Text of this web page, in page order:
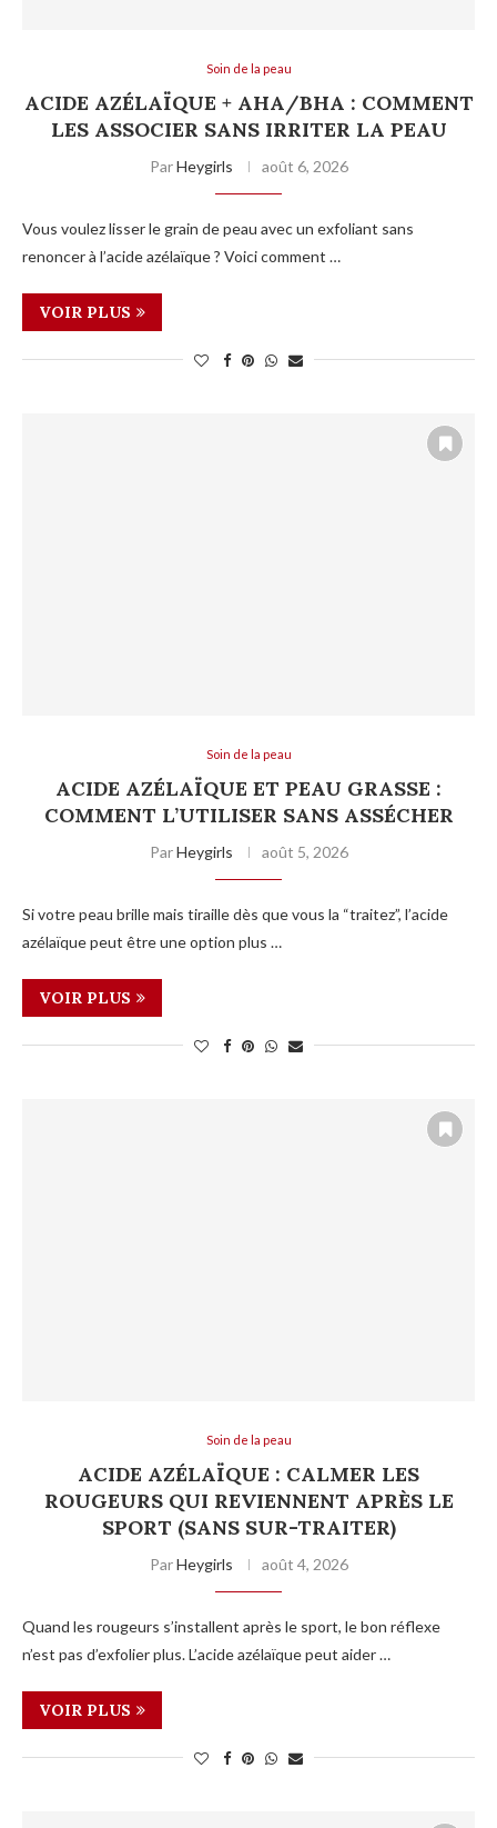
Soin de la peau
ACIDE AZÉLAÏQUE + AHA/BHA : COMMENT
LES ASSOCIER SANS IRRITER LA PEAU
ParHeygirls août 6, 2026
Vous voulez lisser le grain de peau avec un exfoliant sans
renoncer à l’acide azélaïque ? Voici comment …
VOIR PLUS
Soin de la peau
ACIDE AZÉLAÏQUE ET PEAU GRASSE :
COMMENT L’UTILISER SANS ASSÉCHER
ParHeygirls août 5, 2026
Si votre peau brille mais tiraille dès que vous la “traitez”, l’acide
azélaïque peut être une option plus …
VOIR PLUS
Soin de la peau
ACIDE AZÉLAÏQUE : CALMER LES
ROUGEURS QUI REVIENNENT APRÈS LE
SPORT (SANS SUR-TRAITER)
ParHeygirls août 4, 2026
Quand les rougeurs s’installent après le sport, le bon réflexe
n’est pas d’exfolier plus. L’acide azélaïque peut aider …
VOIR PLUS